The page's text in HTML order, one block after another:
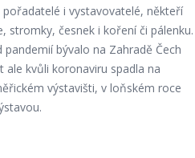
i vystavovatelé, někteří
stromky, česnek i koření či pálenku.
bývalo na Zahradě Čech
kvůli koronaviru spadla na
výstavišti, v loňském roce